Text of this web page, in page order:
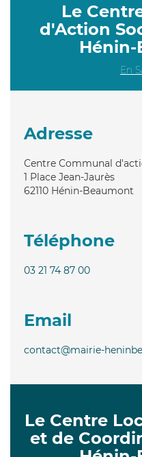
Le
d'Action
En
Adresse
Centre Communal
1 Place Jean-Jaurès
62110 Hénin-Beaumont
Téléphone
03 21 74 87 00
Email
contact@mairie-
Le Centre
et de